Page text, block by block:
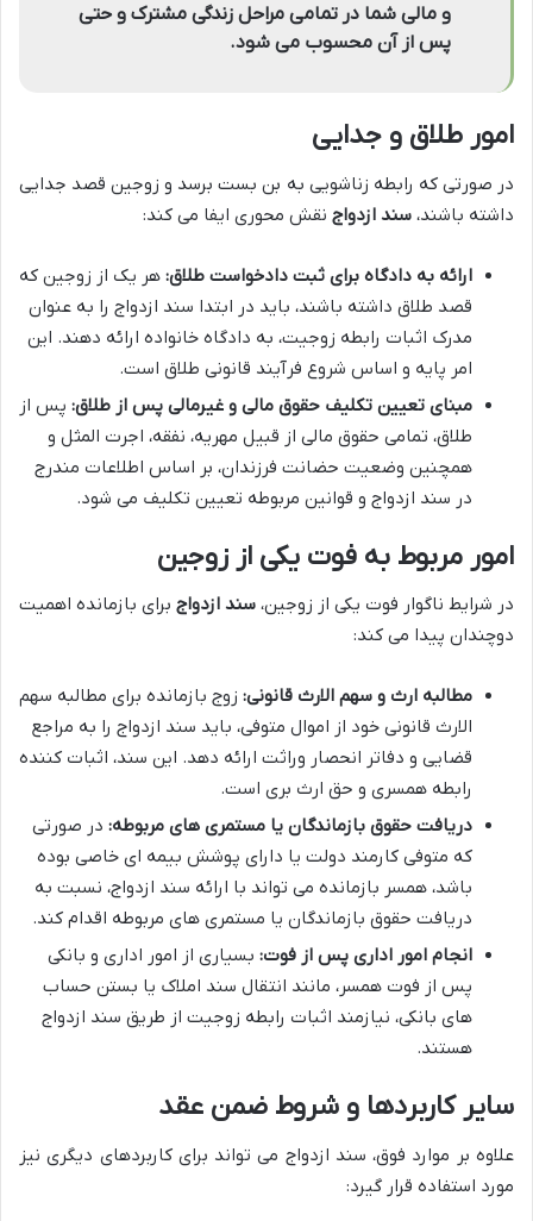
و مالی شما در تمامی مراحل زندگی مشترک و حتی
پس از آن محسوب می شود.
امور طلاق و جدایی
در صورتی که رابطه زناشویی به بن بست برسد و زوجین قصد جدایی
داشته باشند، سند ازدواج نقش محوری ایفا می کند:
ارائه به دادگاه برای ثبت دادخواست طلاق: هر یک از زوجین که
قصد طلاق داشته باشند، باید در ابتدا سند ازدواج را به عنوان
مدرک اثبات رابطه زوجیت، به دادگاه خانواده ارائه دهند. این
امر پایه و اساس شروع فرآیند قانونی طلاق است.
مبنای تعیین تکلیف حقوق مالی و غیرمالی پس از طلاق: پس از
طلاق، تمامی حقوق مالی از قبیل مهریه، نفقه، اجرت المثل و
همچنین وضعیت حضانت فرزندان، بر اساس اطلاعات مندرج
در سند ازدواج و قوانین مربوطه تعیین تکلیف می شود.
امور مربوط به فوت یکی از زوجین
در شرایط ناگوار فوت یکی از زوجین، سند ازدواج برای بازمانده اهمیت
دوچندان پیدا می کند:
مطالبه ارث و سهم الارث قانونی: زوج بازمانده برای مطالبه سهم
الارث قانونی خود از اموال متوفی، باید سند ازدواج را به مراجع
قضایی و دفاتر انحصار وراثت ارائه دهد. این سند، اثبات کننده
رابطه همسری و حق ارث بری است.
دریافت حقوق بازماندگان یا مستمری های مربوطه: در صورتی
که متوفی کارمند دولت یا دارای پوشش بیمه ای خاصی بوده
باشد، همسر بازمانده می تواند با ارائه سند ازدواج، نسبت به
دریافت حقوق بازماندگان یا مستمری های مربوطه اقدام کند.
انجام امور اداری پس از فوت: بسیاری از امور اداری و بانکی
پس از فوت همسر، مانند انتقال سند املاک یا بستن حساب
های بانکی، نیازمند اثبات رابطه زوجیت از طریق سند ازدواج
هستند.
سایر کاربردها و شروط ضمن عقد
علاوه بر موارد فوق، سند ازدواج می تواند برای کاربردهای دیگری نیز
مورد استفاده قرار گیرد: